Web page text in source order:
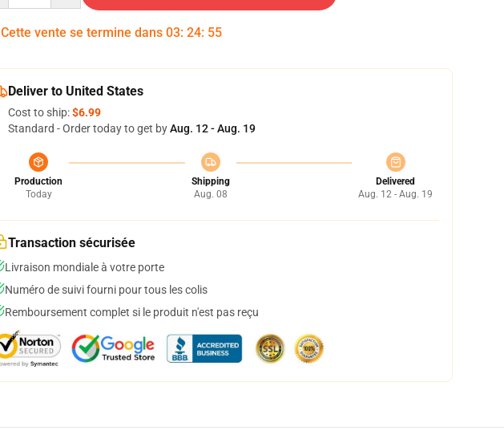
Cette vente se termine dans 03: 24: 54
Deliver to United States
Cost to ship:$6.99
Standard - Order today to get byAug. 12 - Aug. 19
Production
Today
Shipping
Aug. 08
Delivered
Aug. 12 - Aug. 19
Transaction sécurisée
Livraison mondiale à votre porte
Numéro de suivi fourni pour tous les colis
Remboursement complet si le produit n'est pas reçu